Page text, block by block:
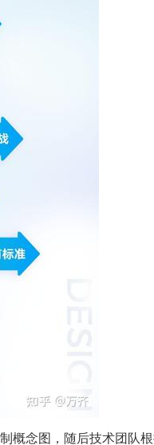
概念图，随后技术团队